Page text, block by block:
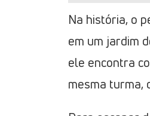
Na história, o
em um jardim
ele encontra
mesma turma,